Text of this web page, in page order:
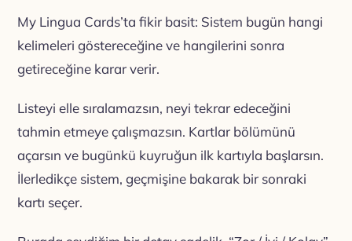
My Lingua Cards’ta fikir basit: Sistem bugün hangi
kelimeleri göstereceğine ve hangilerini sonra
getireceğine karar verir.
Listeyi elle sıralamazsın, neyi tekrar edeceğini
tahmin etmeye çalışmazsın. Kartlar bölümünü
açarsın ve bugünkü kuyruğun ilk kartıyla başlarsın.
İlerledikçe sistem, geçmişine bakarak bir sonraki
kartı seçer.